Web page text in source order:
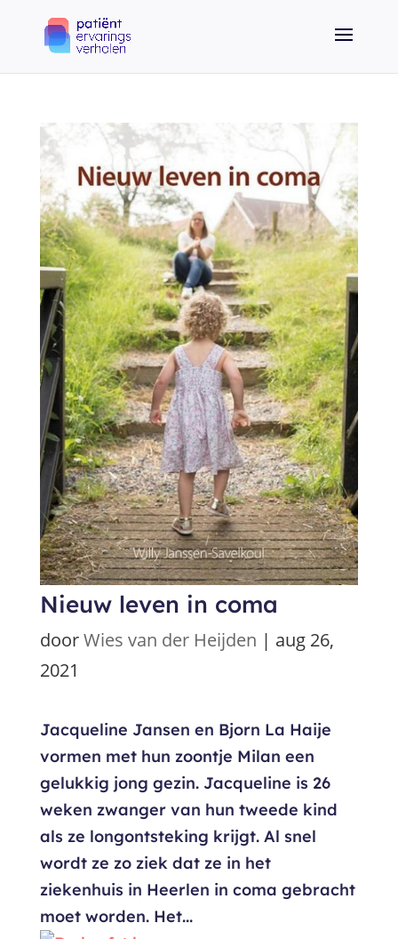
Nieuw leven in coma
doorWies van der Heijden | aug 26,
2021
Jacqueline Jansen en Bjorn La Haije
vormen met hun zoontje Milan een
gelukkig jong gezin. Jacqueline is 26
weken zwanger van hun tweede kind
als ze longontsteking krijgt. Al snel
wordt ze zo ziek dat ze in het
ziekenhuis in Heerlen in coma gebracht
moet worden. Het...